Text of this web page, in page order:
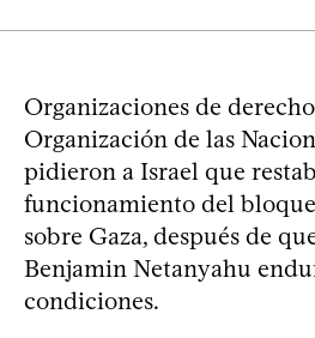
Organizaciones de
Organización de las
pidieron a Israel que
funcionamiento del
sobre Gaza, después de
Benjamin Netanyahu
condiciones.